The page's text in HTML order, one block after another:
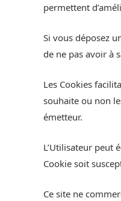
permettent
Si vous déposez
de ne pas avoir à
Les Cookies
souhaite ou non
émetteur.
L’Utilisateur peut
Cookie soit
Ce site ne